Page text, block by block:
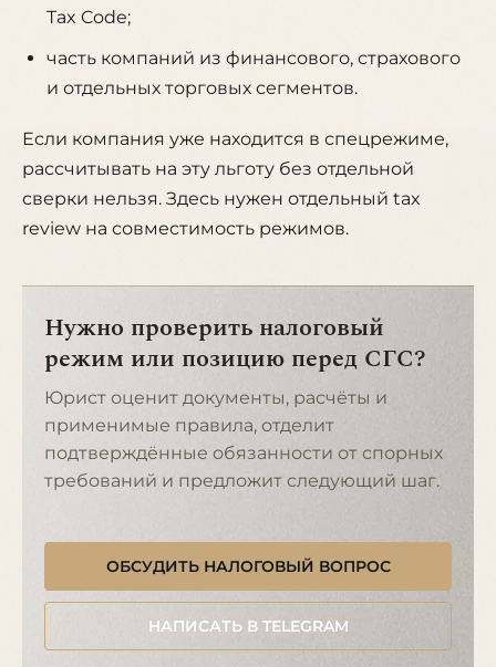
Tax Code;
часть компаний из финансового, страхового
и отдельных торговых сегментов.
Если компания уже находится в спецрежиме,
рассчитывать на эту льготу без отдельной
сверки нельзя. Здесь нужен отдельный tax
review на совместимость режимов.
Нужно проверить налоговый
режим или позицию перед СГС?
Юрист оценит документы, расчёты и
применимые правила, отделит
подтверждённые обязанности от спорных
требований и предложит следующий шаг.
ОБСУДИТЬ НАЛОГОВЫЙ ВОПРОС
НАПИСАТЬ В TELEGRAM